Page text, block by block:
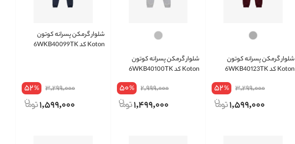
شلوار گرمکن پسرانه کوتون
Koton کد 6WKB40123TK
3,299,000
52%
1,599,000
شلوار گرمکن پسرانه کوتون
Koton کد 6WKB40100TK
2,999,000
50%
1,499,000
شلوار گرمکن پسرانه کوتون
Koton کد 6WKB40099TK
3,299,000
52%
1,599,000